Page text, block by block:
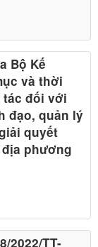
Bộ Kế
và thời
đối với
đạo, quản lý
quyết
phương
2022/TT-